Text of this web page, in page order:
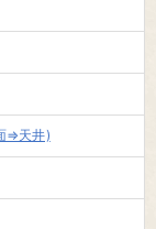
⇒天井)